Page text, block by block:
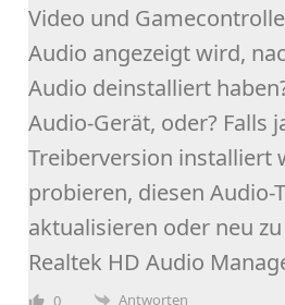
Video und
Audio angezeigt wird,
Audio deinstalliert
Audio-Gerät, oder? Falls
Treiberversion installiert
probieren, diesen Audio-
aktualisieren oder neu
Realtek HD Audio
0 Antworten